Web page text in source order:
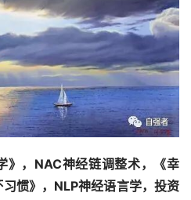
》，NAC神经链调整术，《幸
惯》，NLP神经语言学，投资